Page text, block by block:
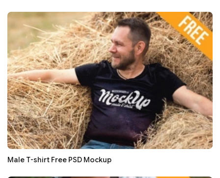
Male T-shirt Free PSD Mockup